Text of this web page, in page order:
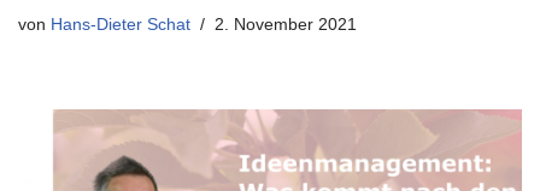
von Hans-Dieter Schat 2. November 2021